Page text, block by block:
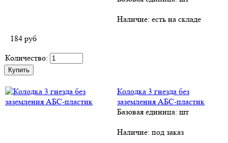
Наличие: есть на складе
184 руб
Количество:
Колодка 3 гнезда без
заземления AБС-пластик
Базовая единица: шт
Наличие: под заказ